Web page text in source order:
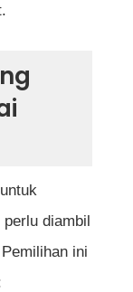
jantan?
diambil
ini